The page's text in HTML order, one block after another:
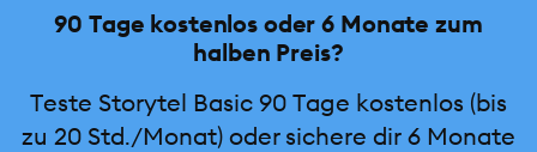
90 Tage kostenlos oder 6 Monate zum
halben Preis?
Teste Storytel Basic 90 Tage kostenlos (bis
zu 20 Std./Monat) oder sichere dir 6 Monate